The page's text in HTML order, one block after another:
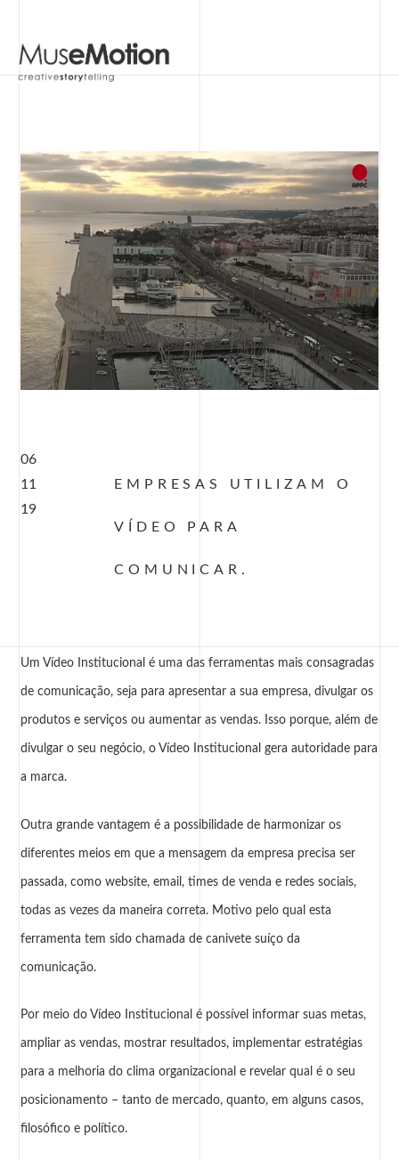
06
11
19
EMPRESAS UTILIZAM O
VÍDEO PARA
COMUNICAR.
Um Vídeo Institucional é uma das ferramentas mais consagradas
de comunicação, seja para apresentar a sua empresa, divulgar os
produtos e serviços ou aumentar as vendas. Isso porque, além de
divulgar o seu negócio, o Vídeo Institucional gera autoridade para
a marca.
Outra grande vantagem é a possibilidade de harmonizar os
diferentes meios em que a mensagem da empresa precisa ser
passada, como website, email, times de venda e redes sociais,
todas as vezes da maneira correta. Motivo pelo qual esta
ferramenta tem sido chamada de canivete suíço da
comunicação.
Por meio do Vídeo Institucional é possível informar suas metas,
ampliar as vendas, mostrar resultados, implementar estratégias
para a melhoria do clima organizacional e revelar qual é o seu
posicionamento – tanto de mercado, quanto, em alguns casos,
filosófico e político.